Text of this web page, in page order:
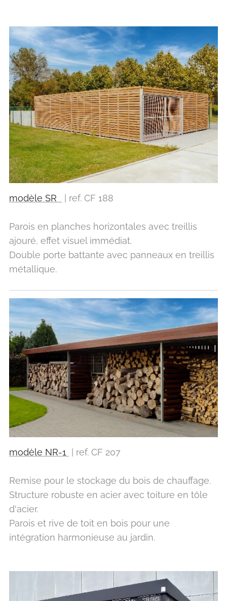
modèle SR | ref. CF 188
Parois en planches horizontales avec treillis
ajouré, effet visuel immédiat.
Double porte battante avec panneaux en treillis
métallique.
modèle NR-1 | ref. CF 207
Remise pour le stockage du bois de chauffage.
Structure robuste en acier avec toiture en tôle
d'acier.
Parois et rive de toit en bois pour une
intégration harmonieuse au jardin.